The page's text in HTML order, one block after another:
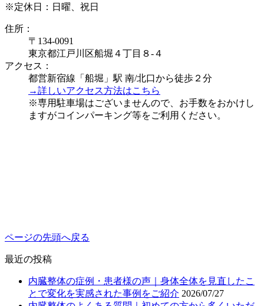
※定休日：日曜、祝日
住所：
〒134-0091
東京都江戸川区船堀４丁目８-４
アクセス：
都営新宿線「船堀」駅 南/北口から徒歩２分
→詳しいアクセス方法はこちら
※専用駐車場はございませんので、お手数をおかけし
ますがコインパーキング等をご利用ください。
ページの先頭へ戻る
最近の投稿
内臓整体の症例・患者様の声｜身体全体を見直したこ
とで変化を実感された事例をご紹介 2026/07/27